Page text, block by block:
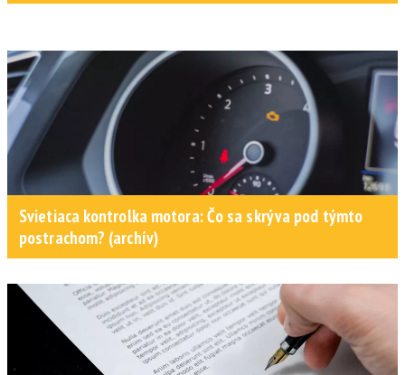
Svietiaca kontrolka motora: Čo sa skrýva pod týmto
postrachom? (archív)